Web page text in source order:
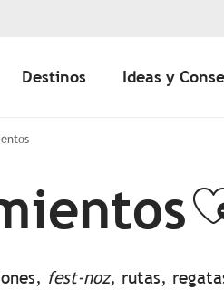
Destinos Ideas y
fest-noz, rutas,